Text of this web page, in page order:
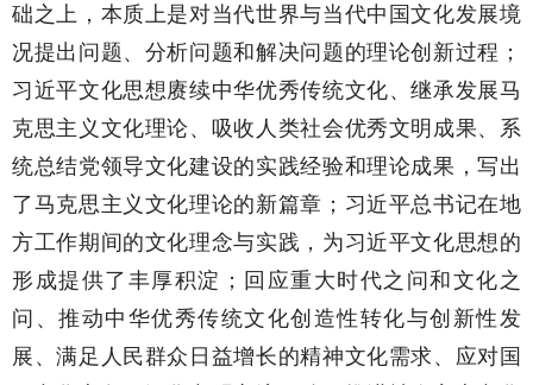
础之上，本质上是对当代世界与当代中国文化发展境
况提出问题、分析问题和解决问题的理论创新过程；
习近平文化思想赓续中华优秀传统文化、继承发展马
克思主义文化理论、吸收人类社会优秀文明成果、系
统总结党领导文化建设的实践经验和理论成果，写出
了马克思主义文化理论的新篇章；习近平总书记在地
方工作期间的文化理念与实践，为习近平文化思想的
形成提供了丰厚积淀；回应重大时代之问和文化之
问、推动中华优秀传统文化创造性转化与创新性发
展、满足人民群众日益增长的精神文化需求、应对国